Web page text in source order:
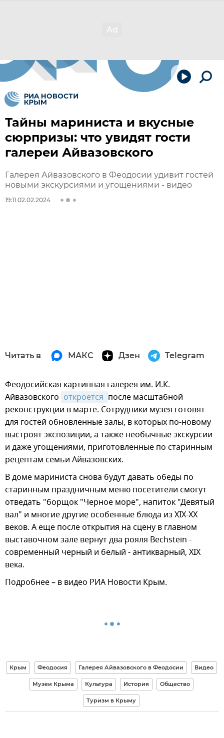
Тайны мариниста и вкусные
сюрпризы: что увидят гости
галереи Айвазовского
Галерея Айвазовского в Феодосии удивит гостей
новыми экскурсиями и угощениями - видео
19:11 02.02.2024
Читать в МАКС Дзен Telegram
Феодосийская картинная галерея им. И.К.
Айвазовского откроется после масштабной
реконструкции в марте. Сотрудники музея готовят
для гостей обновленные залы, в которых по-новому
выстроят экспозиции, а также необычные экскурсии
и даже угощениями, приготовленные по старинным
рецептам семьи Айвазовских.
В доме мариниста снова будут давать обеды по
старинным праздничным меню посетители смогут
отведать "борщок "Черное море", напиток "Девятый
вал" и многие другие особенные блюда из XIX-XX
веков. А еще после открытия на сцену в главном
выставочном зале вернут два рояля Bechstein -
современный черный и белый - антикварный, XIX
века.
Подробнее – в видео РИА Новости Крым.
Крым Феодосия Галерея Айвазовского в Феодосии Видео
Музеи Крыма Культура История Общество
Туризм в Крыму